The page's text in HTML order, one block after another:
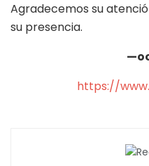
Agradecemos su
su presencia.
https://